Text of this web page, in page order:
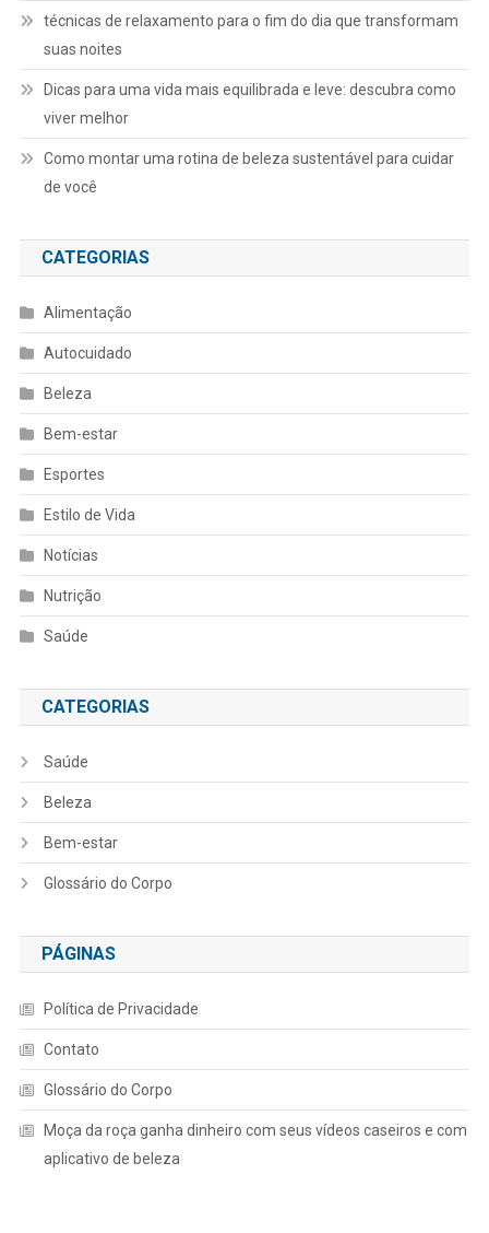
técnicas de relaxamento para o fim do dia que transformam
suas noites
Dicas para uma vida mais equilibrada e leve: descubra como
viver melhor
Como montar uma rotina de beleza sustentável para cuidar
de você
CATEGORIAS
Alimentação
Autocuidado
Beleza
Bem-estar
Esportes
Estilo de Vida
Notícias
Nutrição
Saúde
CATEGORIAS
Saúde
Beleza
Bem-estar
Glossário do Corpo
PÁGINAS
Política de Privacidade
Contato
Glossário do Corpo
Moça da roça ganha dinheiro com seus vídeos caseiros e com
aplicativo de beleza